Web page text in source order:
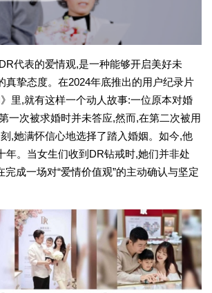
代表的爱情观,是一种能够开启美好未
真挚态度。在2024年底推出的用户纪录片
》里,就有这样一个动人故事:一位原本对婚
一次被求婚时并未答应,然而,在第二次被用
,她满怀信心地选择了踏入婚姻。如今,他
年。当女生们收到DR钻戒时,她们并非处
完成一场对“爱情价值观”的主动确认与坚定